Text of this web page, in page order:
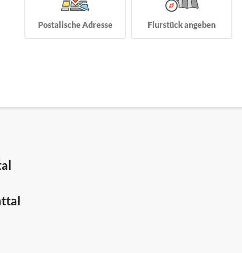
Postalische Adresse Flurstück angeben